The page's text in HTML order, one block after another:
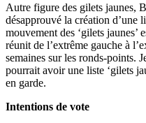
Autre figure des gilets jaunes,
désapprouvé la création d’une
mouvement des ‘gilets jaunes’
réunit de l’extrême gauche à
semaines sur les ronds-points.
pourrait avoir une liste ‘gilets
en garde.
Intentions de vote